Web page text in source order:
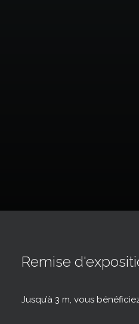
Remise
Jusqu’à 3 m, vous